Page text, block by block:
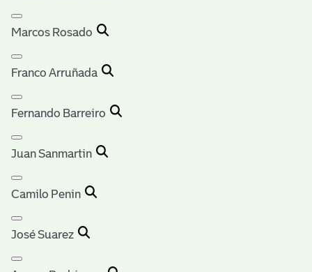
Marcos Rosado
Franco Arruñada
Fernando Barreiro
Juan Sanmartin
Camilo Penin
José Suarez